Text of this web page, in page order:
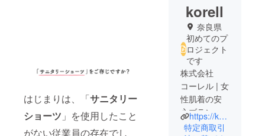
はじまりは、「サニタリー
ショーツ 」を使用したこと
がない従業員の存在でし
korell
奈良県
初めてのプ
ロジェクト
です
株式会社
コーレル | 女
性肌着の安
心ブランド
『私らしく
https://korell.co.jp/
特定商取引